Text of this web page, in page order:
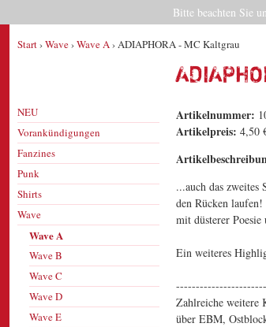
Start›Wave›Wave A› ADIAPHORA - MC Kaltgrau
NEU
Vorankündigungen
Fanzines
Punk
Shirts
Wave
Wave A
Wave B
Wave C
Wave D
Wave E
Artikelnummer:
Artikelpreis: 4,50
...auch das zweites
den Rücken
mit düsterer
Ein weiteres
Zahlreiche weitere
über EBM,
Bitte beachten Sie